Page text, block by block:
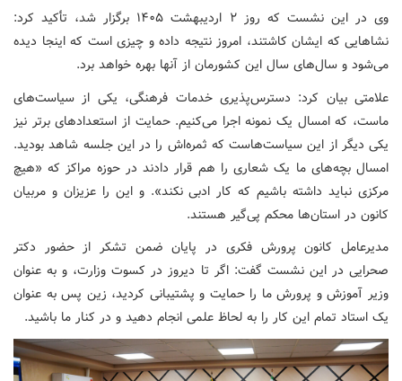
وی در این نشست‌ که روز ۲ اردیبهشت ۱۴۰۵ برگزار شد، تأکید کرد:
نشاهایی که ایشان کاشتند، امروز نتیجه‌ داده و چیزی است که اینجا دیده
می‌شود و سال‌های سال این کشورمان از آنها بهره خواهد برد.
علامتی بیان کرد: دسترس‌پذیری خدمات فرهنگی، یکی از سیاست‌های
ماست، که امسال یک نمونه اجرا می‌کنیم. حمایت از استعدادهای برتر نیز
یکی دیگر از این سیاست‌هاست که ثمره‌اش را در این جلسه شاهد بودید.
امسال بچه‌های ما یک شعاری را هم قرار دادند در حوزه مراکز که «هیچ
مرکزی نباید داشته باشیم که کار ادبی نکند». و این را عزیزان و مربیان
کانون در استان‌ها محکم پی‌گیر هستند.
مدیرعامل کانون پرورش فکری در پایان ضمن تشکر از حضور دکتر
صحرایی در این نشست گفت: اگر تا دیروز در کسوت وزارت، و به عنوان
وزیر آموزش و پرورش ما را حمایت و پشتیبانی کردید، زین پس به عنوان
یک استاد تمام این کار را به لحاظ علمی انجام دهید و در کنار ما باشید.